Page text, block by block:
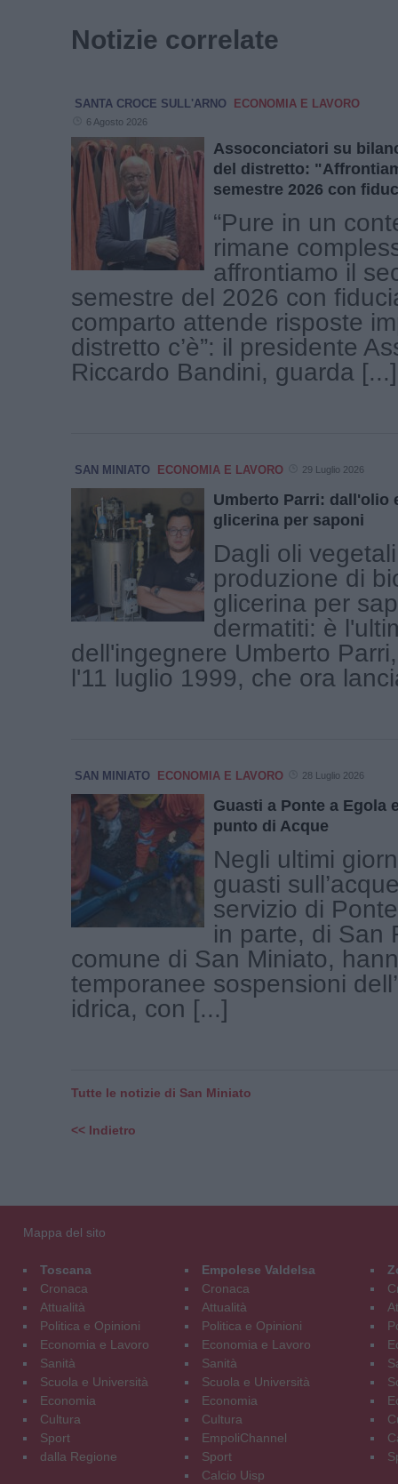
Notizie correlate
SANTA CROCE SULL'ARNO ECONOMIA E LAVORO
6 Agosto 2026
Assoconciatori su
del distretto:
semestre 2026 con
“Pure in un
rimane
affrontiamo il
semestre del 2026 con
comparto attende risposte
distretto c’è”: il presidente
Riccardo Bandini, guarda [...]
SAN MINIATO ECONOMIA E LAVORO 29 Luglio 2026
Umberto Parri: dall'olio
glicerina per saponi
Dagli oli
produzione di
glicerina per
dermatiti: è
dell'ingegnere Umberto
l'11 luglio 1999, che ora
SAN MINIATO ECONOMIA E LAVORO 28 Luglio 2026
Guasti a Ponte a Egola
punto di Acque
Negli ultimi
guasti
servizio di
in parte, di San
comune di San Miniato,
temporanee sospensioni
idrica, con [...]
Tutte le notizie di San Miniato
<< Indietro
Mappa del sito
Toscana
Cronaca
Attualità
Politica e Opinioni
Economia e Lavoro
Sanità
Scuola e Università
Economia
Cultura
Sport
dalla Regione
Empolese Valdelsa
Cronaca
Attualità
Politica e Opinioni
Economia e Lavoro
Sanità
Scuola e Università
Economia
Cultura
EmpoliChannel
Sport
Calcio Uisp